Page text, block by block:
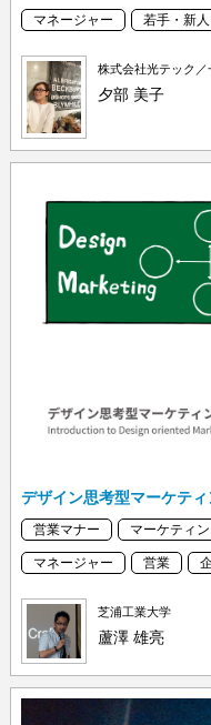
マネージャー 若手・新人
株式会社光テック
夕部 美子
デザイン思考型マーケティ
営業マナー マーケティ
マネージャー 営業
芝浦工業大学
蘆澤 雄亮